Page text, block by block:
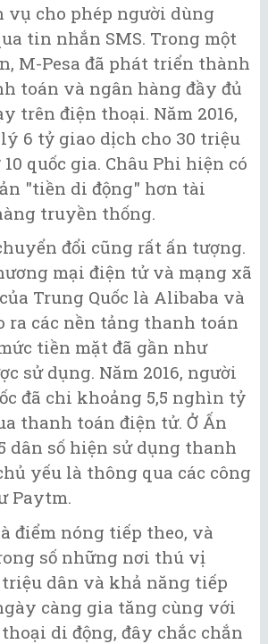
vụ cho phép người dùng
tin nhắn SMS. Trong một
M-Pesa đã phát triển thành
toán và ngân hàng đầy đủ
trên điện thoại. Năm 2016,
lý 6 tỷ giao dịch cho 30 triệu
quốc gia. Châu Phi hiện có
"tiền di động" hơn tài
truyền thống.
đổi cũng rất ấn tượng.
mại điện tử và mạng xã
Trung Quốc là Alibaba và
ra các nền tảng thanh toán
tiền mặt đã gần như
sử dụng. Năm 2016, người
đã chi khoảng 5,5 nghìn tỷ
thanh toán điện tử. Ở Ấn
dân số hiện sử dụng thanh
yếu là thông qua các công
Paytm.
điểm nóng tiếp theo, và
số những nơi thú vị
dân và khả năng tiếp
càng gia tăng cùng với
di động, đây chắc chắn